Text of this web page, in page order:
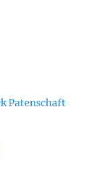
Patenschaft